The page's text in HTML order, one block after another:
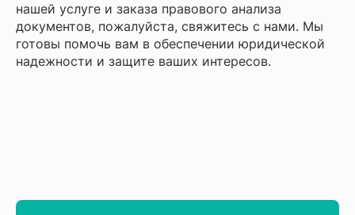
нашей услуге и заказа правового анализа
документов, пожалуйста, свяжитесь с нами. Мы
готовы помочь вам в обеспечении юридической
надежности и защите ваших интересов.